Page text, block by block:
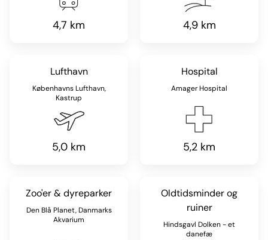
4,7 km 4,9 km
Lufthavn
Københavns Lufthavn,
Kastrup
5,0 km
Hospital
Amager Hospital
5,2 km
Zoo'er & dyreparker
Den Blå Planet, Danmarks
Akvarium
Oldtidsminder og
ruiner
Hindsgavl Dolken - et
danefæ